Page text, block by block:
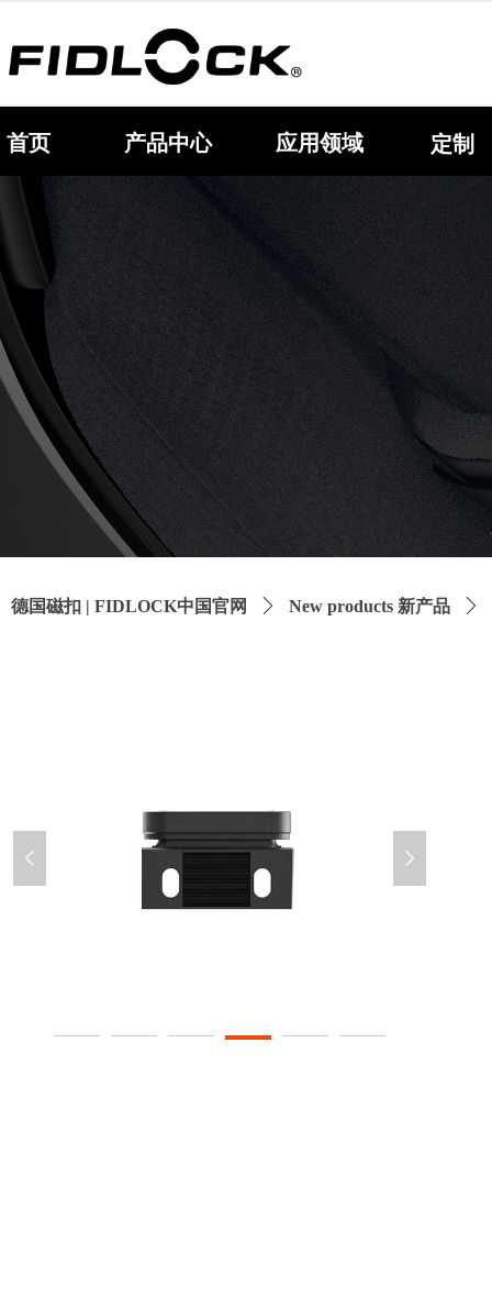
首页 产品中心 定制
应用领域
德国磁扣 | FIDLOCK中国官网 ꄲ New products 新产品 ꄲ
넳 넲